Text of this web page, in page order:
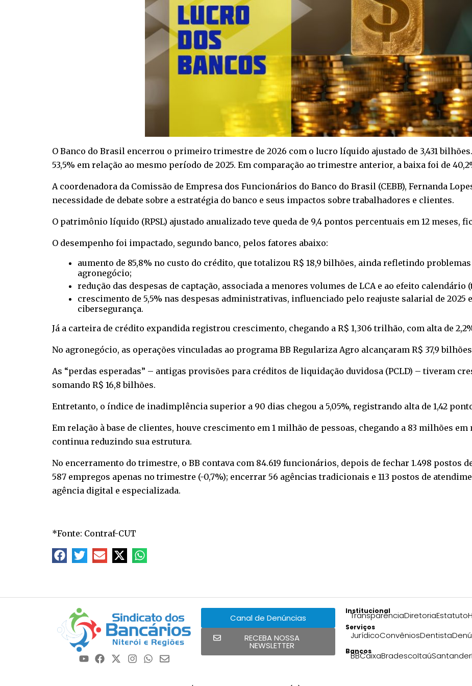
O Banco do Brasil encerrou o primeiro trimestre de 2026 com o lucro líquido ajustado de 3,431
53,5% em relação ao mesmo período de 2025. Em comparação ao trimestre anterior, a baixa foi de
A coordenadora da Comissão de Empresa dos Funcionários do Banco do Brasil (CEBB), Fernanda
necessidade de debate sobre a estratégia do banco e seus impactos sobre trabalhadores e clientes.
O patrimônio líquido (RPSL) ajustado anualizado teve queda de 9,4 pontos percentuais em 12 meses,
O desempenho foi impactado, segundo banco, pelos fatores abaixo:
aumento de 85,8% no custo do crédito, que totalizou R$ 18,9 bilhões, ainda refletindo
agronegócio;
redução das despesas de captação, associada a menores volumes de LCA e ao efeito calendário
crescimento de 5,5% nas despesas administrativas, influenciado pelo reajuste salarial de 2025
cibersegurança.
Já a carteira de crédito expandida registrou crescimento, chegando a R$ 1,306 trilhão, com alta de
No agronegócio, as operações vinculadas ao programa BB Regulariza Agro alcançaram R$ 37,9
As “perdas esperadas” – antigas provisões para créditos de liquidação duvidosa (PCLD) – tiveram
somando R$ 16,8 bilhões.
Entretanto, o índice de inadimplência superior a 90 dias chegou a 5,05%, registrando alta de 1,42
Em relação à base de clientes, houve crescimento em 1 milhão de pessoas, chegando a 83 milhões
continua reduzindo sua estrutura.
No encerramento do trimestre, o BB contava com 84.619 funcionários, depois de fechar 1.498 postos
587 empregos apenas no trimestre (-0,7%); encerrar 56 agências tradicionais e 113 postos de
agência digital e especializada.
*Fonte: Contraf-CUT
Canal de Denúncias
RECEBA NOSSA
NEWSLETTER
Institucional
TransparênciaDiretoriaEstatuto
Serviços
JurídicoConvêniosDentista
Bancos
BBCaixaBradescoItaúSantander